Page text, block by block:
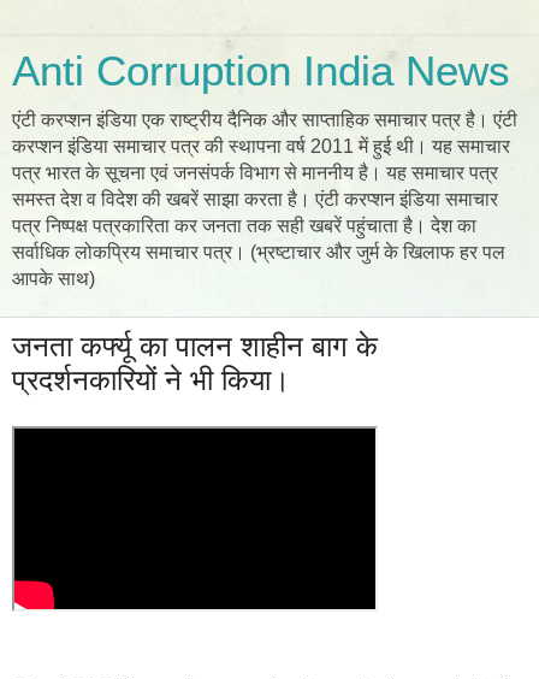
Anti Corruption India News
एंटी करप्शन इंडिया एक राष्ट्रीय दैनिक और साप्ताहिक समाचार पत्र है। एंटी
करप्शन इंडिया समाचार पत्र की स्थापना वर्ष 2011 में हुई थी। यह समाचार
पत्र भारत के सूचना एवं जनसंपर्क विभाग से माननीय है। यह समाचार पत्र
समस्त देश व विदेश की खबरें साझा करता है। एंटी करप्शन इंडिया समाचार
पत्र निष्पक्ष पत्रकारिता कर जनता तक सही खबरें पहुंचाता है। देश का
सर्वाधिक लोकप्रिय समाचार पत्र। (भ्रष्टाचार और जुर्म के खिलाफ हर पल
आपके साथ)
जनता कर्फ्यू का पालन शाहीन बाग के
प्रदर्शनकारियों ने भी किया।